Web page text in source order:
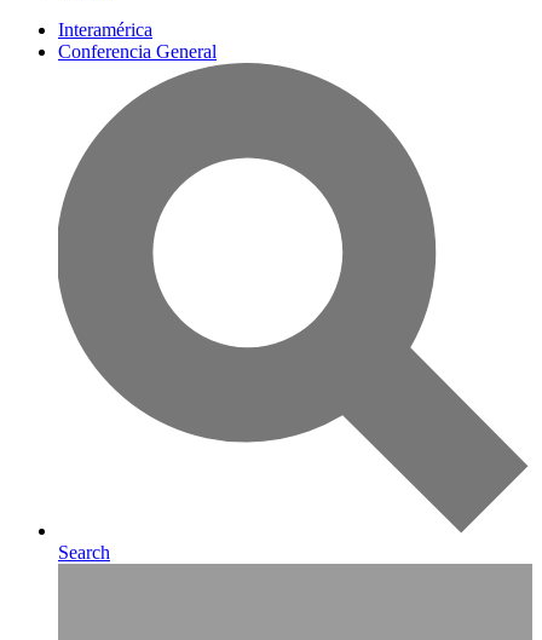
Interamérica
Conferencia General
Search